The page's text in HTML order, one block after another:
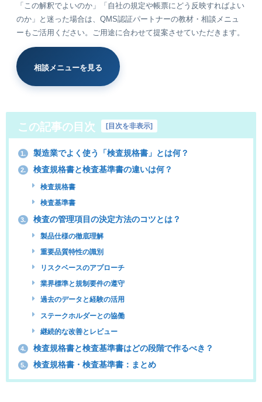
「この解釈でよいのか」「自社の規定や帳票にどう反映すればよい
のか」と迷った場合は、QMS認証パートナーの教材・相談メニュ
ーもご活用ください。ご用途に合わせて提案させていただきます。
相談メニューを見る
この記事の目次 目次を非表示
1. 製造業でよく使う「検査規格書」とは何？
2. 検査規格書と検査基準書の違いは何？
検査規格書
検査基準書
3. 検査の管理項目の決定方法のコツとは？
製品仕様の徹底理解
重要品質特性の識別
リスクベースのアプローチ
業界標準と規制要件の遵守
過去のデータと経験の活用
ステークホルダーとの協働
継続的な改善とレビュー
4. 検査規格書と検査基準書はどの段階で作るべき？
5. 検査規格書・検査基準書：まとめ